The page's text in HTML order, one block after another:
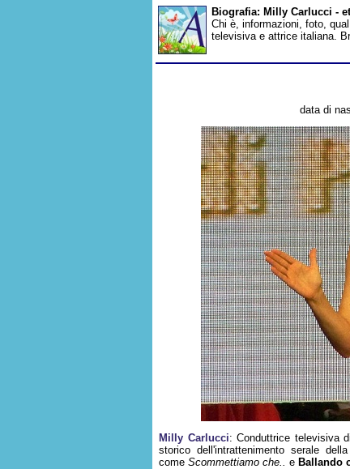
Biografia: Milly Carlucci -
Chi è, informazioni, foto,
televisiva e attrice italiana.
data di
Milly Carlucci: Conduttrice televisiva
storico dell'intrattenimento serale
come Scommettiamo che.. e Ballando